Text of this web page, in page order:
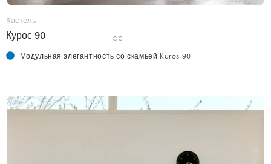
Кастель
Курос 90 €€
Модульная элегантность со скамьей Kuros 90